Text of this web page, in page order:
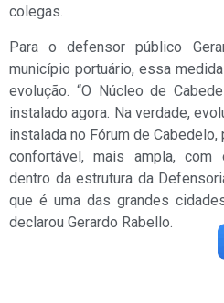
colegas.
Para o defensor público
município portuário, essa
evolução. “O Núcleo de
instalado agora. Na verdade,
instalada no Fórum de
confortável, mais ampla,
dentro da estrutura da
que é uma das grandes
declarou Gerardo Rabello.